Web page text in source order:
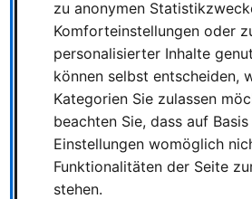
Ludowelt
Spiele
Ludowelt on Tour bringen wir
Gesellschaftsspiele,
gemeinsame Spielerlebnisse
zu anonymen
Komforteinstellungen oder
personalisierter Inhalte
können selbst entscheiden,
Kategorien Sie zulassen
beachten Sie, dass auf
Einstellungen womöglich
Funktionalitäten der Seite
stehen.